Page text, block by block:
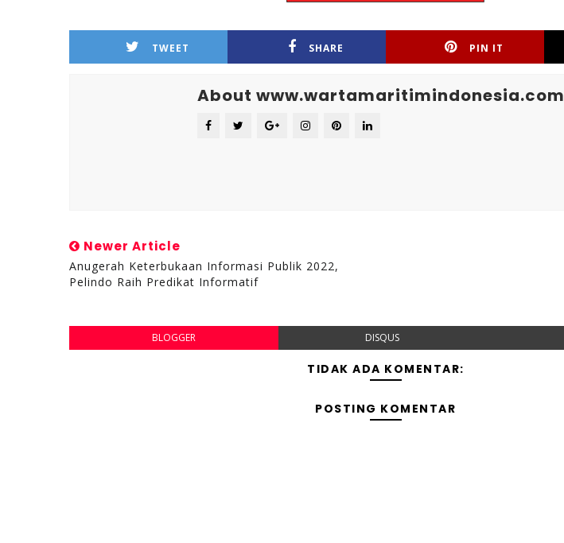
TWEET SHARE PIN IT
About www.wartamaritimindonesia.com
Newer Article
Anugerah Keterbukaan Informasi Publik 2022,
Pelindo Raih Predikat Informatif
BLOGGER DISQUS
TIDAK ADA KOMENTAR:
POSTING KOMENTAR